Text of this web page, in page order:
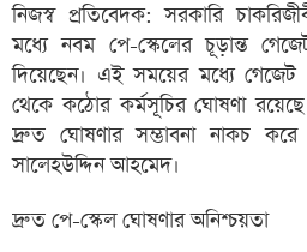
নিজস্ব প্রতিবেদক: সরকারি
মধ্যে নবম পে-স্কেলের চূড়ান্ত
দিয়েছেন। এই সময়ের মধ্যে গেজেট
থেকে কঠোর কর্মসূচির ঘোষণা
দ্রুত ঘোষণার সম্ভাবনা নাকচ করে
সালেহউদ্দিন আহমেদ।
দ্রুত পে-স্কেল ঘোষণার অনিশ্চয়তা